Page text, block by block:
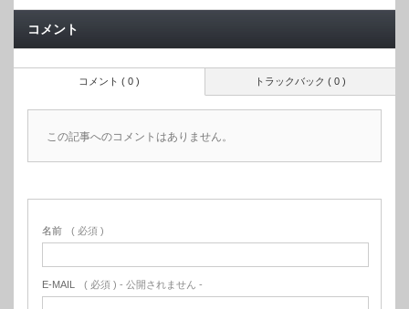
コメント
トラックバック ( 0 )
コメント ( 0 )
この記事へのコメントはありません。
名前 ( 必須 )
E-MAIL ( 必須 ) - 公開されません -